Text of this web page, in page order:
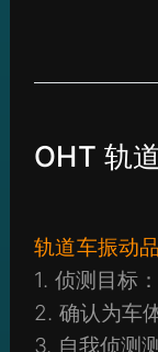
OHT 轨
轨道车振动
1. 侦测目标
2. 确认为车
3. 自我侦测